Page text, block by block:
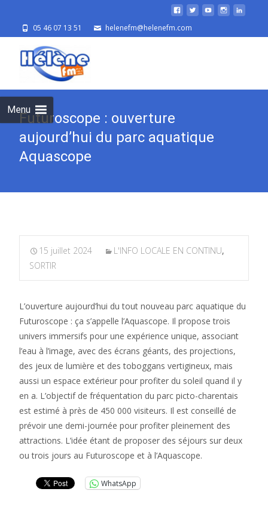
05 46 07 13 51 helenefm@helenefm.com
Menu
Futuroscope : ouverture
aujourd’hui du parc aquatique
Aquascope
15 juillet 2024 L'INFO LOCALE EN CONTINU,
SORTIR
L’ouverture aujourd’hui du tout nouveau parc aquatique du
Futuroscope : ça s’appelle l’Aquascope. Il propose trois
univers immersifs pour une expérience unique, associant
l’eau à l’image, avec des écrans géants, des projections,
des jeux de lumière et des toboggans vertigineux, mais
aussi un espace extérieur pour profiter du soleil quand il y
en a. L’objectif de fréquentation du parc picto-charentais
est estimé à près de 450 000 visiteurs. Il est conseillé de
prévoir une demi-journée pour profiter pleinement des
attractions. L’idée étant de proposer des séjours sur deux
ou trois jours au Futuroscope et à l’Aquascope.
WhatsApp